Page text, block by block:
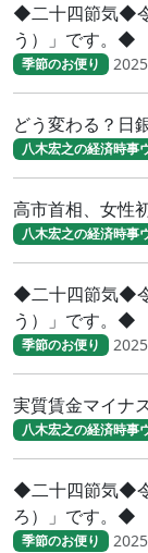
◆二十四節気◆
う）」です。◆
季節のお便り
どう変わる？日
八木宏之の経済時事
高市首相、女性
八木宏之の経済時事
◆二十四節気◆
う）」です。◆
季節のお便り
実質賃金マイナ
八木宏之の経済時事
◆二十四節気◆
ろ）」です。◆
季節のお便り